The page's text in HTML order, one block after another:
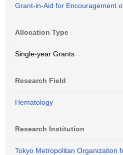
Grant-in-Aid for Encouragement
Allocation Type
Single-year Grants
Research Field
Hematology
Research Institution
Tokyo Metropolitan Organization